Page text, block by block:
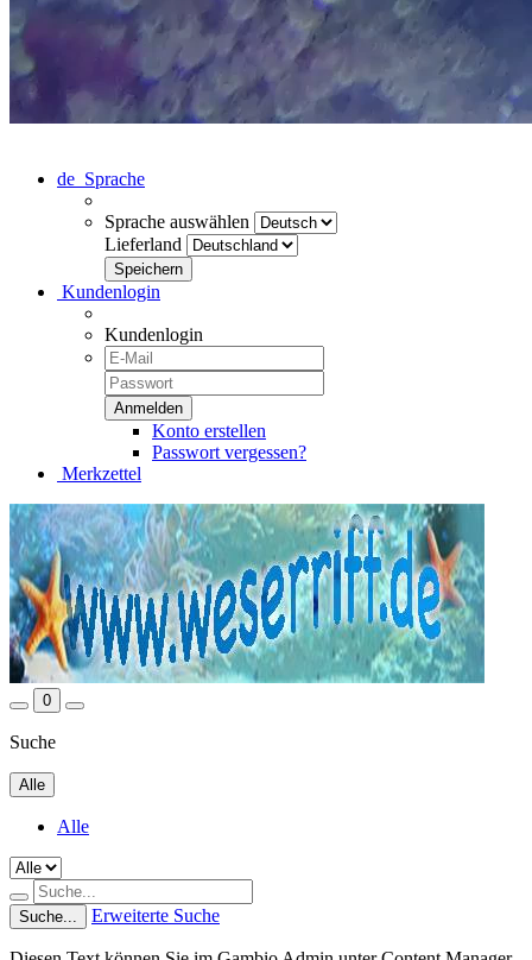
de Sprache
Sprache auswählen
Lieferland
Kundenlogin
Kundenlogin
Konto erstellen
Passwort vergessen?
Merkzettel
0
Suche
Alle
Alle
Suche... Erweiterte Suche